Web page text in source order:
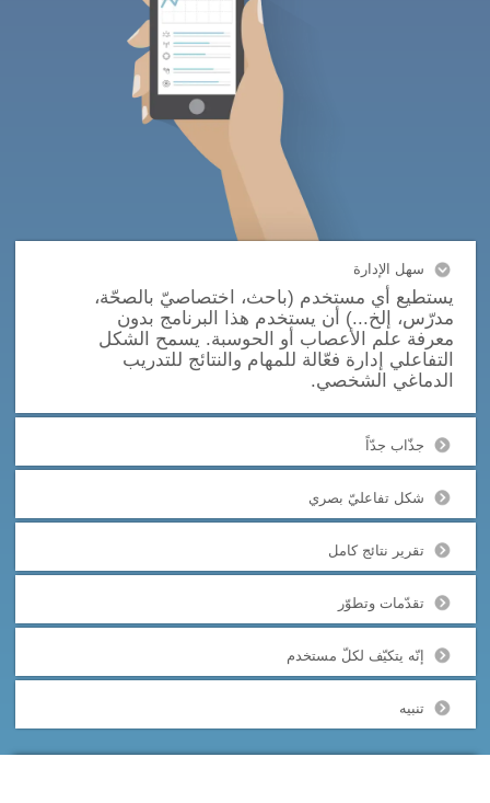
سهل الإدارة
يستطيع أي مستخدم (باحث، اختصاصيّ بالصحّة،
مدرّس، إلخ...) أن يستخدم هذا البرنامج بدون
معرفة علم الأعصاب أو الحوسبة. يسمح الشكل
التفاعلي إدارة فعّالة للمهام والنتائج للتدريب
الدماغي الشخصي.
جذّاب جدّاً
شكل تفاعليّ بصري
تقرير نتائج كامل
تقدّمات وتطوّر
إنّه يتكيّف لكلّ مستخدم
تنبيه